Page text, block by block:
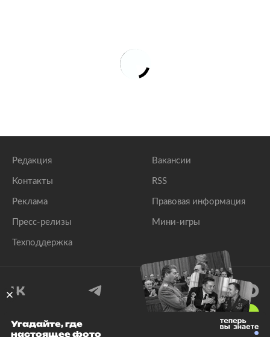
Редакция
Контакты
Реклама
Пресс-релизы
Техподдержка
Вакансии
RSS
Правовая информация
Мини-игры
© 1999–2026 Все права защищены.
Угадайте, где
настоящее фото